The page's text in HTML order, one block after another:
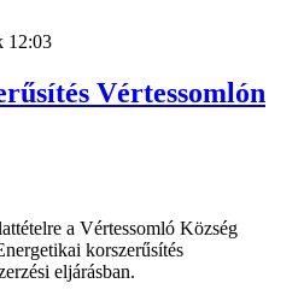
12:03
Vértessomlón
a Vértessomló Község
korszerűsítés
eljárásban.